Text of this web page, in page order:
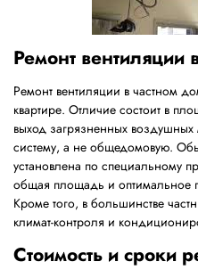
Ремонт вентиляции
Ремонт вентиляции в частном
квартире. Отличие состоит в
выход загрязненных
систему, а не общедомовую.
установлена по специальному
общая площадь и оптимальное
Кроме того, в большинстве
климат-контроля и
Cтоимость и сроки